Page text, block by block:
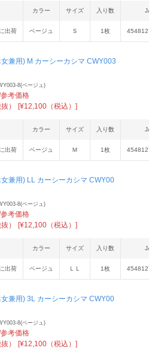
カラー サイズ 入り数
出荷 ベージュ Ｓ 1枚
兼用) M カーシーカシマ CWY003
8(ベージュ)
考価格
） [¥12,100（税込）]
カラー サイズ 入り数
出荷 ベージュ Ｍ 1枚
兼用) LL カーシーカシマ CWY00
8(ベージュ)
考価格
） [¥12,100（税込）]
カラー サイズ 入り数
出荷 ベージュ ＬＬ 1枚
兼用) 3L カーシーカシマ CWY00
8(ベージュ)
考価格
） [¥12,100（税込）]